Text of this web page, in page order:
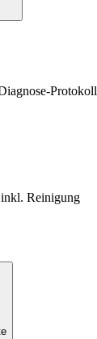
Protokoll
inkl. Reinigung